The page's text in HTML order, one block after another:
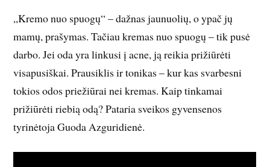
„Kremo nuo spuogų“ – dažnas jaunuolių, o ypač jų
mamų, prašymas. Tačiau kremas nuo spuogų – tik pusė
darbo. Jei oda yra linkusi į acne, ją reikia prižiūrėti
visapusiškai. Prausiklis ir tonikas – kur kas svarbesni
tokios odos priežiūrai nei kremas. Kaip tinkamai
prižiūrėti riebią odą? Pataria sveikos gyvensenos
tyrinėtoja Guoda Azguridienė.